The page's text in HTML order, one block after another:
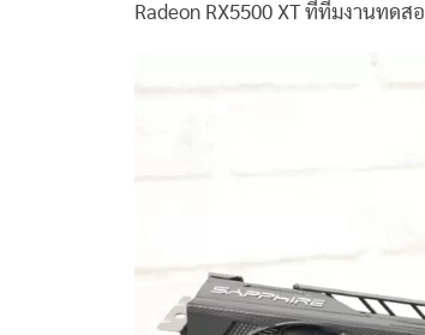
Radeon RX5500 XT ที่ทีมงานทดส